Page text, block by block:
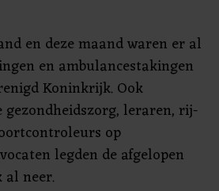
en deze maand waren er al
en ambulancestakingen
Koninkrijk. Ook
gezondheidszorg, leraren, rij-
op
legden de afgelopen
al neer.